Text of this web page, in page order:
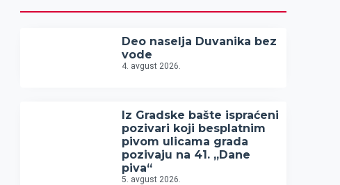
Deo naselja Duvanika bez
vode
4. avgust 2026.
Iz Gradske bašte ispraćeni
pozivari koji besplatnim
pivom ulicama grada
pozivaju na 41. „Dane
piva“
5. avgust 2026.